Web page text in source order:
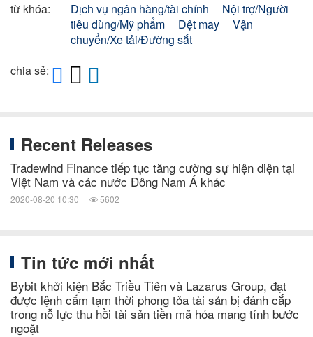
từ khóa:
Dịch vụ ngân hàng/tài chính
Nội trợ/Người
tiêu dùng/Mỹ phẩm
Dệt may
Vận
chuyển/Xe tải/Đường sắt
chia sẻ:
Recent Releases
Tradewind Finance tiếp tục tăng cường sự hiện diện tại
Việt Nam và các nước Đông Nam Á khác
2020-08-20 10:30 5602
Tin tức mới nhất
Bybit khởi kiện Bắc Triều Tiên và Lazarus Group, đạt
được lệnh cấm tạm thời phong tỏa tài sản bị đánh cắp
trong nỗ lực thu hồi tài sản tiền mã hóa mang tính bước
ngoặt